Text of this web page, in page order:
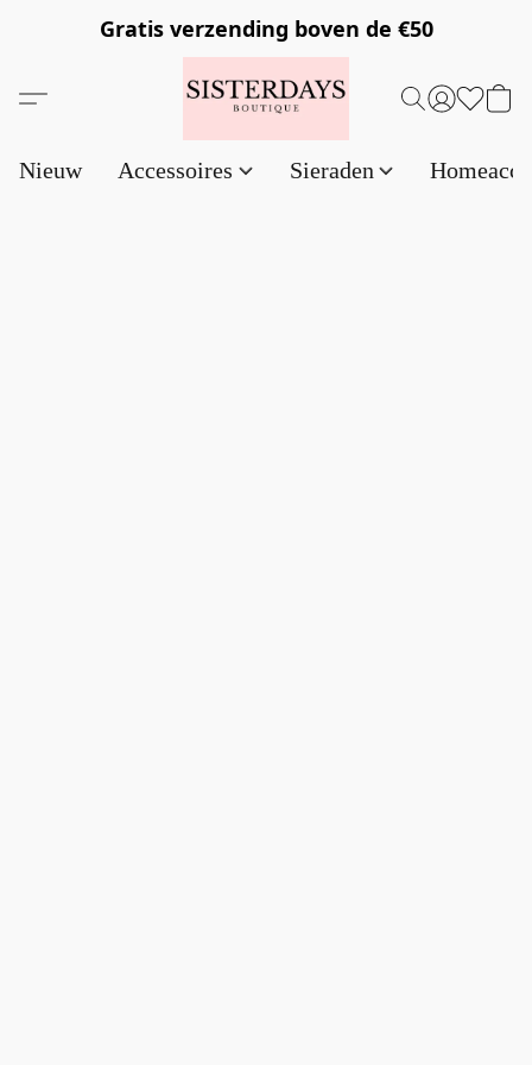
Gratis verzending boven de €50
Nieuw Accessoires Sieraden